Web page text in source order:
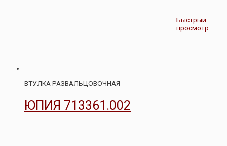
Быстрый
просмотр
ВТУЛКА РАЗВАЛЬЦОВОЧНАЯ
ЮПИЯ 713361.002